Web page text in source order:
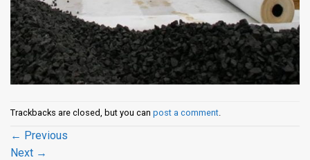
Trackbacks are closed, but you can post a comment.
← Previous
Next →